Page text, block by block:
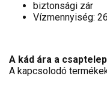
biztonsági zár
Vízmennyiség:
A kád ára a
A kapcsolodó